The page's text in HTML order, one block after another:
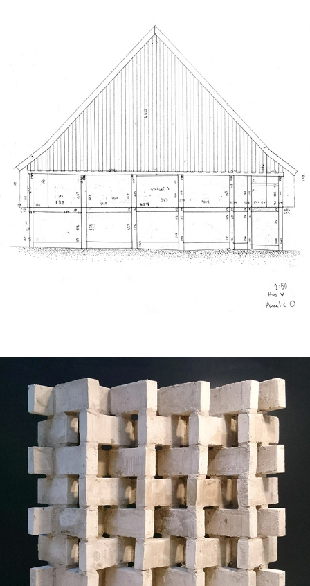
Opmåling
Murværk